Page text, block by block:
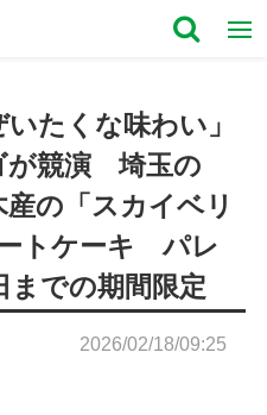
たくな味わい」
が競演 埼玉の
産の「スカイベリ
トケーキ パレ
までの期間限定
2026/02/18/09:25